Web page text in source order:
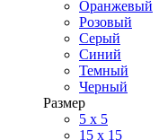
Оранжевый
Розовый
Серый
Синий
Темный
Черный
Размер
5 x 5
15 x 15